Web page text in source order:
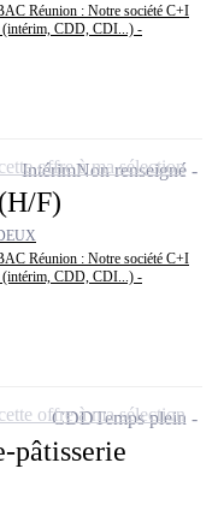
Réunion : Notre société C+I
(intérim, CDD, CDI...) -
F)
Réunion : Notre société C+I
(intérim, CDD, CDI...) -
IntérimNon renseigné
offre à ma sélection
pâtisserie
CDDTemps plein
offre à ma sélection